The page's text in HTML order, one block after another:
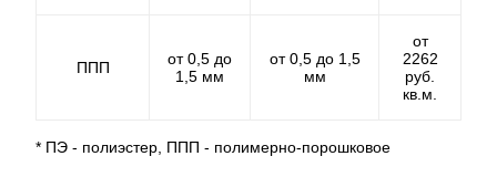
ППП
от 0,5 до
1,5 мм
от 0,5 до 1,5
мм
от
2262
руб.
кв.м.
* ПЭ - полиэстер, ППП - полимерно-порошковое